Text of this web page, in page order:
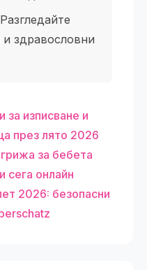
здравословни
изписване и
през лято 2026
за бебета
сега онлайн
2026: безопасни